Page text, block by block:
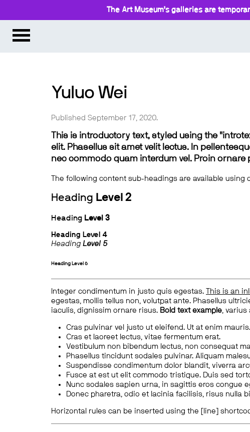
The Art Museum’s galleries are
Yuluo Wei
Published September 17, 2020.
This is introductory text, styled using the
elit. Phasellus sit amet velit lectus. In
nec commodo quam interdum vel. Proin
The following content sub-headings are available using
Heading Level 2
Heading Level 3
Heading Level 4
Heading Level 5
Heading Level 6
Integer condimentum in justo quis egestas. This is an
egestas, mollis tellus non, volutpat ante. Phasellus
iaculis, dignissim ornare risus. Bold text example, varius
Cras pulvinar vel justo ut eleifend. Ut at enim mauris.
Cras et laoreet lectus, vitae fermentum erat.
Vestibulum non bibendum lectus, non consequat
Phasellus tincidunt sodales pulvinar. Aliquam
Suspendisse condimentum dolor blandit, viverra
Fusce at est ut elit commodo tristique. Duis sed
Nunc sodales sapien urna, in sagittis eros congue
Donec pharetra, odio et lacinia facilisis, risus nulla
Horizontal rules can be inserted using the [line]